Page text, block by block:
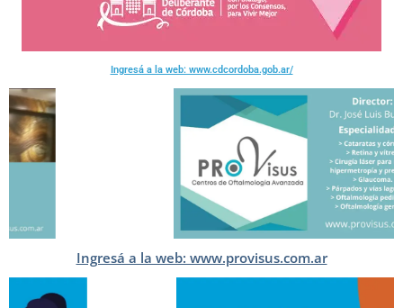
Ingresá a la web: www.cdcordoba.gob.ar/
Ingresá a la web: www.provisus.com.ar